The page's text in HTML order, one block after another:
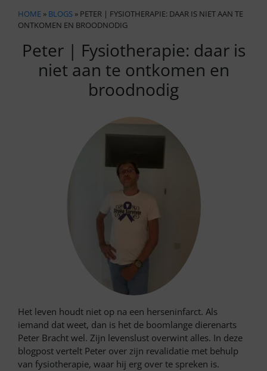
HOME » BLOGS » PETER | FYSIOTHERAPIE: DAAR IS NIET AAN TE
ONTKOMEN EN BROODNODIG
Peter | Fysiotherapie: daar is
niet aan te ontkomen en
broodnodig
Het leven houdt niet op na een herseninfarct. Als
iemand dat weet, dan is het de boomlange dierenarts
Peter Bracht wel. Zijn levenslust overwint alles. In deze
blogpost vertelt Peter over zijn revalidatie met behulp
van fysiotherapie, waar hij erg over te spreken is.